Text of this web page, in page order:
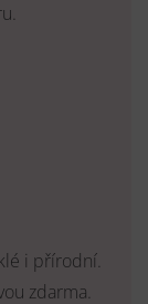
i přírodní.
zdarma.